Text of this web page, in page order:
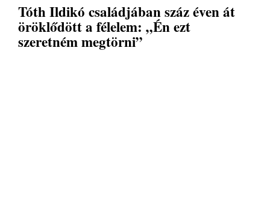
Tóth Ildikó családjában száz éven át
öröklődött a félelem: „Én ezt
szeretném megtörni”